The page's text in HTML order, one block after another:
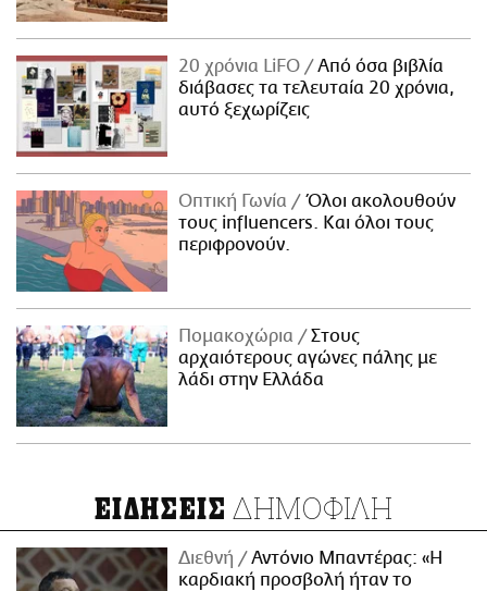
20 χρόνια LiFO
Από όσα βιβλία
διάβασες τα τελευταία 20 χρόνια,
αυτό ξεχωρίζεις
Οπτική Γωνία
Όλοι ακολουθούν
τους influencers. Και όλοι τους
περιφρονούν.
Πομακοχώρια
Στους
αρχαιότερους αγώνες πάλης με
λάδι στην Ελλάδα
ΕΙΔΗΣΕΙΣ ΔΗΜΟΦΙΛΗ
Διεθνή
Αντόνιο Μπαντέρας: «Η
καρδιακή προσβολή ήταν το